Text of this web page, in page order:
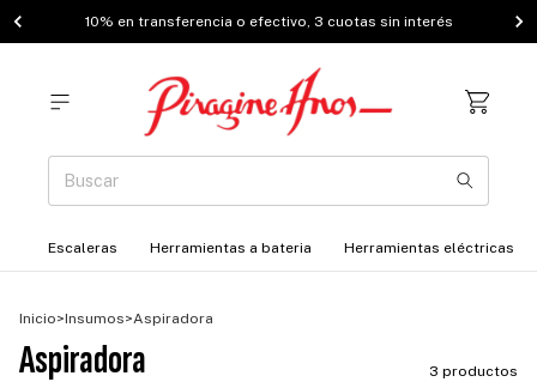
10% en transferencia o efectivo, 3 cuotas sin interés
Escaleras Herramientas a bateria Herramientas eléctricas
Inicio>Insumos>Aspiradora
Aspiradora 3 productos